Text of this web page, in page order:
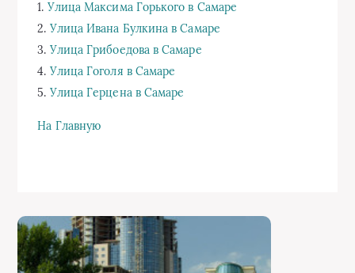
1. Улица Максима Горького в Самаре
2. Улица Ивана Булкина в Самаре
3. Улица Грибоедова в Самаре
4. Улица Гоголя в Самаре
5. Улица Герцена в Самаре
На Главную